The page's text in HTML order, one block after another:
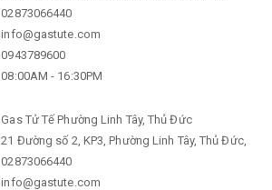
02873066440
info@gastute.com
0943789600
08:00AM - 16:30PM
Gas Tử Tế Phường Linh Tây, Thủ Đức
21 Đường số 2, KP3, Phường Linh Tây, Thủ Đức,
02873066440
info@gastute.com